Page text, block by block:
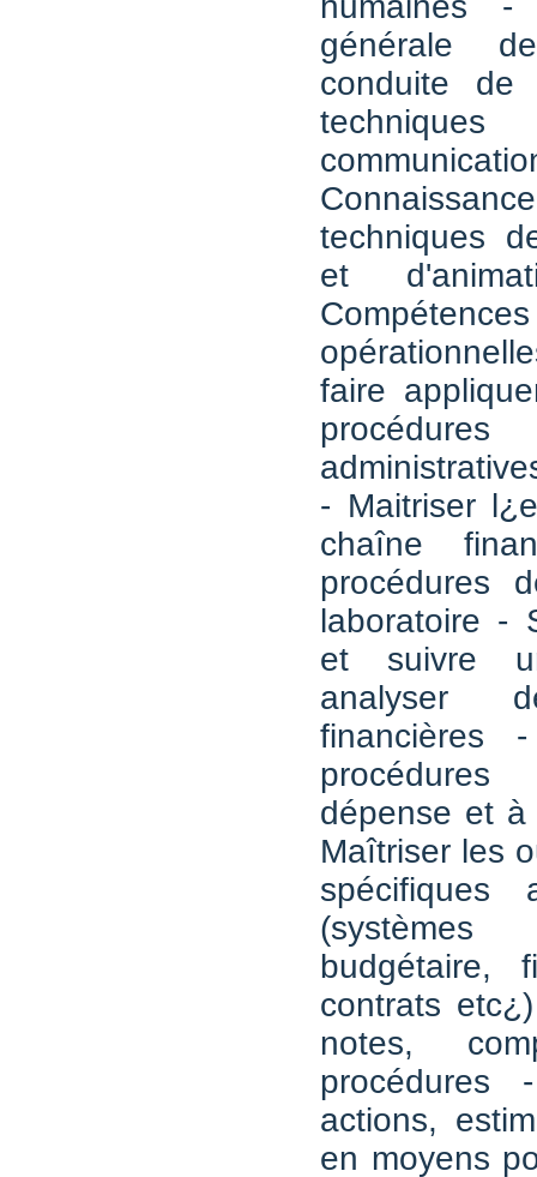
générale
conduite
techniques
et
Compétences
faire
- Maitriser
chaîne
procédures
laboratoire -
et suivre
analyser
financières
dépense et
Maîtriser les
spécifiques
(systèmes
budgétaire,
contrats
notes,
procédures
actions,
en moyens